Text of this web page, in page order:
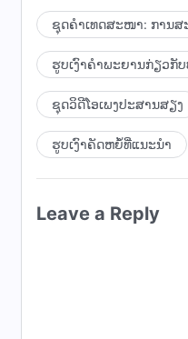
ແລະ ບໍ່ເຮັດຫຍັງ; ຍິ່ງໄປ
ໜັງທີ່ເຮົາສວມໃສ່ແມ່ນບໍ່ຮູ້
ແລະ ດ້ວຍເຫດນັ້ນ ເຮົາຈຶ່
ທຸກໃນຈໍານວນໃດ ທີ່ສາມ
ເຮັດໃຫ້ມະນຸດທີ່ຢູ່ໃນເນື້ອ
ທຸກ ຫຼື ການຂາດຄວາມຫວ
ຊຸດຄຳເທດສະໜາ: ການສ
ຮູບເງົາຄຳພະຍານກ່ຽວກັ
ຊຸດວິດີໂອເພງປະສານສຽງ
ຮູບເງົາຄັດຫຍໍ້ທີ່ແນະນໍາ
Leave a Reply